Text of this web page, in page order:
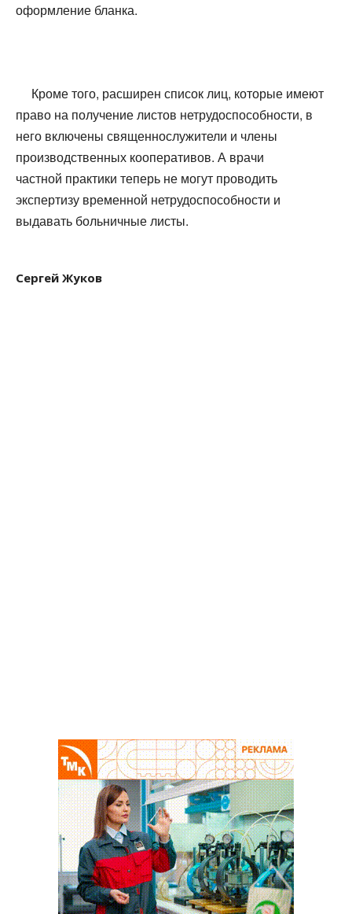
оформление бланка.
Кроме того, расширен список лиц, которые имеют
право на получение листов нетрудоспособности, в
него включены священнослужители и члены
производственных кооперативов. А врачи
частной практики теперь не могут проводить
экспертизу временной нетрудоспособности и
выдавать больничные листы.
Сергей Жуков